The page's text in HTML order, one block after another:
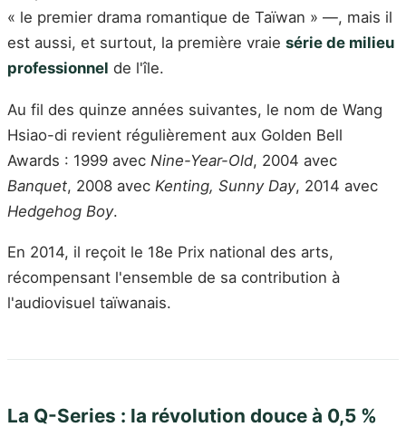
« le premier drama romantique de Taïwan » —, mais il
est aussi, et surtout, la première vraie série de milieu
professionnel de l'île.
Au fil des quinze années suivantes, le nom de Wang
Hsiao-di revient régulièrement aux Golden Bell
Awards : 1999 avec Nine-Year-Old, 2004 avec
Banquet, 2008 avec Kenting, Sunny Day, 2014 avec
Hedgehog Boy.
En 2014, il reçoit le 18e Prix national des arts,
récompensant l'ensemble de sa contribution à
l'audiovisuel taïwanais.
La Q-Series : la révolution douce à 0,5 %